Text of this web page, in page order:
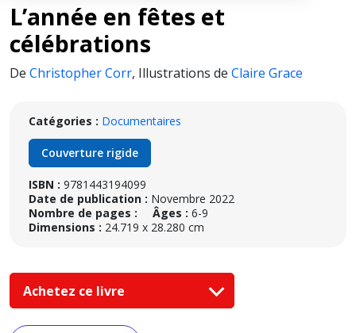
L’année en fêtes et
célébrations
De Christopher Corr, Illustrations de Claire Grace
Catégories : Documentaires
Couverture rigide
ISBN : 9781443194099
Date de publication : Novembre 2022
Nombre de pages :
Âges : 6-9
Dimensions : 24.719 x 28.280 cm
Achetez ce livre